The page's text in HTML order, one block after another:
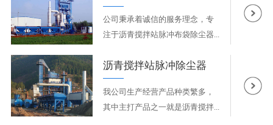
器
公司秉承着诚信的服务理念，专
注于沥青搅拌站脉冲布袋除尘器...
沥青搅拌站脉冲除尘器
我公司生产经营产品种类繁多，
其中主打产品之一就是沥青搅拌...